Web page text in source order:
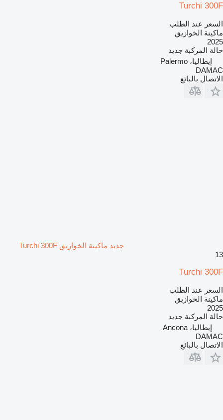
Turchi 300F
السعر عند الطلب
ماكينة الخوازيق
2025
حالة المركبة جديد
إيطاليا، Palermo
DAMAC
الاتصال بالبائع
جديد ماكينة الخوازيق Turchi 300F
13
Turchi 300F
السعر عند الطلب
ماكينة الخوازيق
2025
حالة المركبة جديد
إيطاليا، Ancona
DAMAC
الاتصال بالبائع